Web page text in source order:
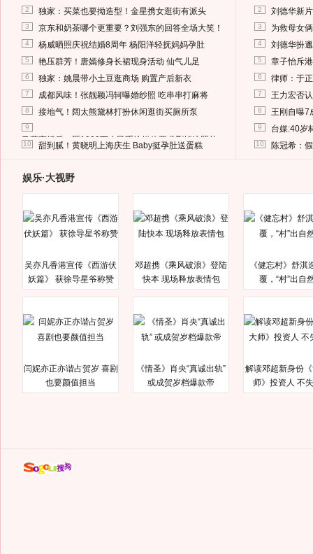
2 独家：买菜也要拗造型！金星携女逛街有派头
3 京东和奶茶哪个更重要？刘强东的回答全场大笑！
4 杨威晒照庆祝结婚8周年 杨阳洋轻抚妈妈孕肚
5 艳压群芳！唐嫣修身长裙现身活动 仙气儿足
6 独家：姚晨带小土豆逛商场 购置产后新衣
7 成都风味！张靓颖冯轲曝婚纱照 吃串串打麻将
8 接地气！阔太熊黛林打扮休闲逛街买厕所泵
9
马蓉离婚后，砸1000万人民币给媒体要求删掉这照片
10 甜到腻！黄晓明上海庆生 Baby挺孕肚送蛋糕
2 刘德华新
3 为救母女
4 刘德华扮
5 章子怡斥
6 律师：于
7 王力宏否
8 王刚自曝7
9 台媒:40岁
10 陈冠希：
娱乐·大视野
吴亦凡香港宣传《西游伏
妖篇》 获徐导星爷称赞
邓超携《乘风破浪》登陆
快本 现场释放表情包
《健忘村》舒淇
覆，“村”出自
闫妮亦正亦谐占贺岁 喜剧
也要颜值担当
《情圣》肖央“真诚出轨”
或成贺岁档爆款帝
解读邓超新身份
师》投资人 不